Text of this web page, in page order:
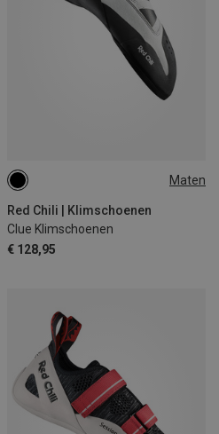
Maten
Red Chili | Klimschoenen
Clue Klimschoenen
€ 128,95
35.5
40.5
44.5